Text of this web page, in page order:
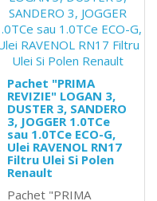
Pachet "PRIMA
REVIZIE" LOGAN 3,
DUSTER 3, SANDERO
3, JOGGER 1.0TCe
sau 1.0TCe ECO-G,
Ulei RAVENOL RN17
Filtru Ulei Si Polen
Renault
Pachet "PRIMA